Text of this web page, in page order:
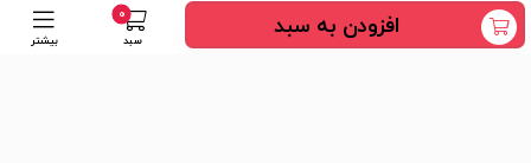
افزودن به سبد 0
سبد بیشتر حریم خصوصی